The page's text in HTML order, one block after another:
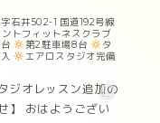
石井502-1 国道192号線
トフィットネスクラブ
‪ ‬第2駐車場8台 タ
エアロスタジオ完備